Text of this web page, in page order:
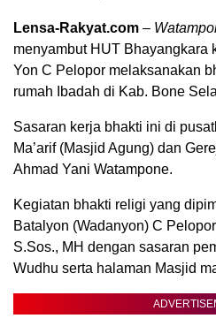
Lensa-Rakyat.com –
menyambut HUT Bhayangkara
Yon C Pelopor melaksanakan
rumah Ibadah di Kab. Bone
Sasaran kerja bhakti ini di
Ma’arif (Masjid Agung) dan
Ahmad Yani Watampone.
Kegiatan bhakti religi yang
Batalyon (Wadanyon) C
S.Sos., MH dengan sasaran
Wudhu serta halaman Masjid